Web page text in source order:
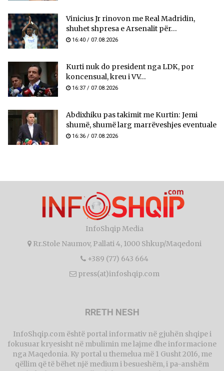
Vinicius Jr rinovon me Real Madridin,
shuhet shpresa e Arsenalit për...
16:40 / 07.08.2026
Kurti nuk do president nga LDK, por
koncensual, kreu i VV...
16:37 / 07.08.2026
Abdixhiku pas takimit me Kurtin: Jemi
shumë, shumë larg marrëveshjes eventuale
16:36 / 07.08.2026
InfoShqip Media
Rr.Stole Naumov, Pallati 4, 1000 Shkup/Maqedoni
+389 (77) 643 664
press(at)infoshqip.com
RRETH NESH
InfoShqip.com është portal informativ në gjuhën shqipe i
fokusuar kryesisht në mbulimin me lajme dhe informacione
nga Maqedonia. Ky portal u themelua më 1 Gusht 2016, me
qëllim që të bëhet një medium i besueshëm, i pa-anshëm